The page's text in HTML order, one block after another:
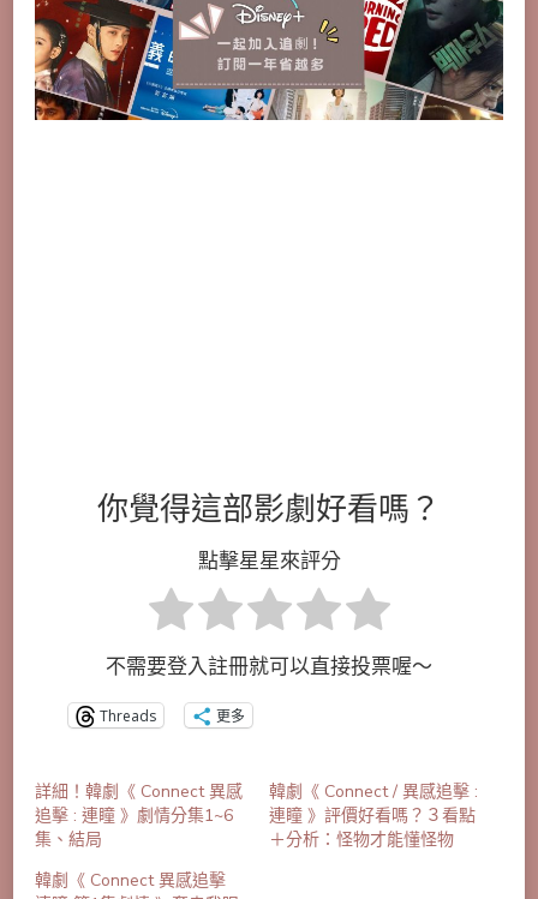
你覺得這部影劇好看嗎？
點擊星星來評分
不需要登入註冊就可以直接投票喔～
Threads 更多
詳細！韓劇《 Connect 異感
追擊 : 連瞳 》劇情分集1~6
集、結局
韓劇《 Connect / 異感追擊 :
連瞳 》評價好看嗎？３看點
＋分析：怪物才能懂怪物
韓劇《 Connect 異感追擊